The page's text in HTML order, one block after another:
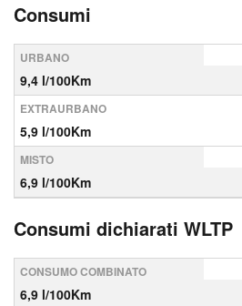
Consumi
URBANO
9,4 l/100Km
EXTRAURBANO
5,9 l/100Km
MISTO
6,9 l/100Km
Consumi dichiarati WLTP
CONSUMO COMBINATO
6,9 l/100Km